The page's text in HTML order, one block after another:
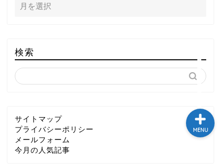
検索
サイトマップ
プライバシーポリシー
メールフォーム
今月の人気記事
MENU